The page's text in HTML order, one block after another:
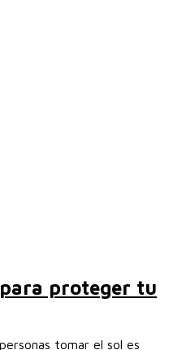
proteger tu
tomar el sol es